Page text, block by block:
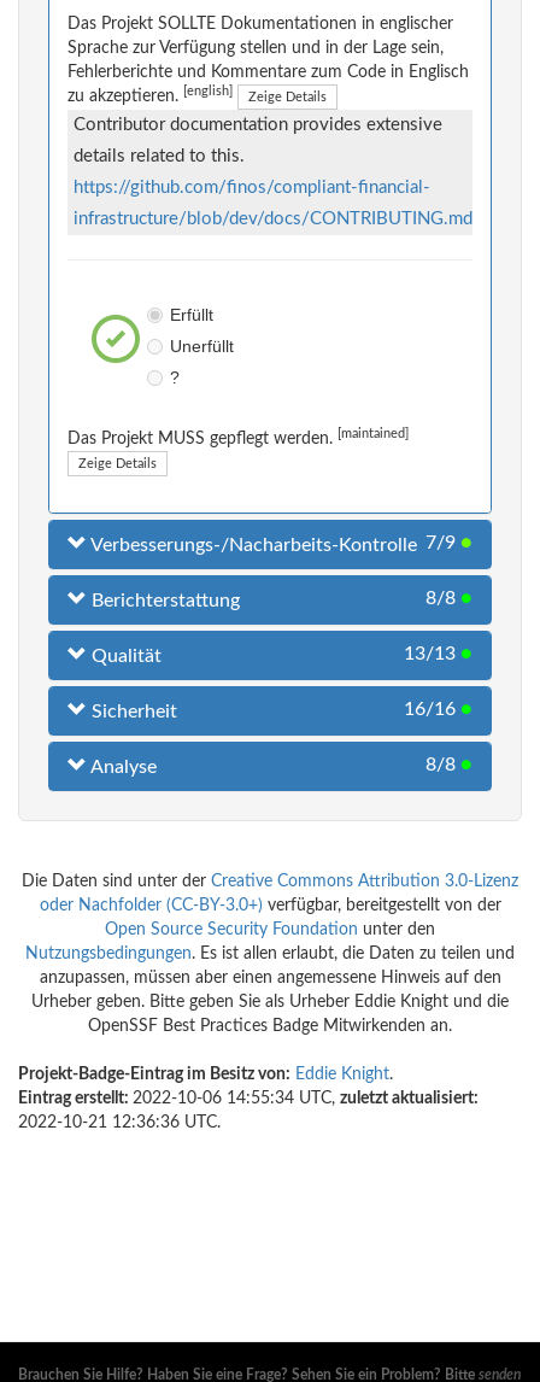
Das Projekt SOLLTE Dokumentationen in englischer
Sprache zur Verfügung stellen und in der Lage sein,
Fehlerberichte und Kommentare zum Code in Englisch
zu akzeptieren.
[english] Zeige Details
Contributor documentation provides extensive
details related to this.
https://github.com/finos/compliant-financial-
infrastructure/blob/dev/docs/CONTRIBUTING.md
Erfüllt
Unerfüllt
?
Das Projekt MUSS gepflegt werden. [maintained]
Zeige Details
Verbesserungs-/Nacharbeits-Kontrolle 7/9 ●
Berichterstattung 8/8 ●
Qualität 13/13 ●
Sicherheit 16/16 ●
Analyse 8/8 ●
Die Daten sind unter der Creative Commons Attribution 3.0-Lizenz
oder Nachfolder (CC-BY-3.0+) verfügbar, bereitgestellt von der
Open Source Security Foundation unter den
Nutzungsbedingungen. Es ist allen erlaubt, die Daten zu teilen und
anzupassen, müssen aber einen angemessene Hinweis auf den
Urheber geben. Bitte geben Sie als Urheber Eddie Knight und die
OpenSSF Best Practices Badge Mitwirkenden an.
Projekt-Badge-Eintrag im Besitz von: Eddie Knight.
Eintrag erstellt: 2022-10-06 14:55:34 UTC, zuletzt aktualisiert:
2022-10-21 12:36:36 UTC.
Brauchen Sie Hilfe? Haben Sie eine Frage? Sehen Sie ein Problem? Bitte senden